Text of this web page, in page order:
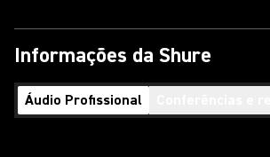
Informações da Shure
Áudio Profissional